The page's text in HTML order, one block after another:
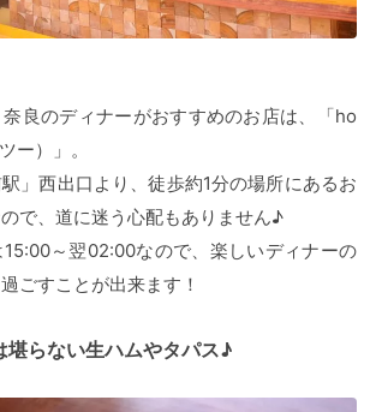
良のディナーがおすすめのお店は、「ho
ー）」。
」西出口より、徒歩約1分の場所にあるお
で、道に迷う心配もありません♪
15:00～翌02:00なので、楽しいディナーの
ごすことが出来ます！
堪らない生ハムやタパス♪